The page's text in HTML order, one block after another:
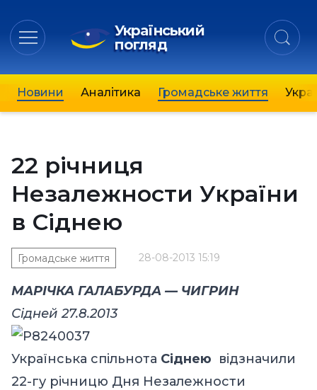
Український
погляд
Новини Аналітика Громадське життя
22 річниця
Незалежности України
в Сіднею
28-08-2013 15:19
Громадське життя
МАРІЧКА ГАЛАБУРДА — ЧИГРИН
Сідней 27.8.2013
Українська спільнота Сіднею відзначили
22-гу річницю Дня Незалежности